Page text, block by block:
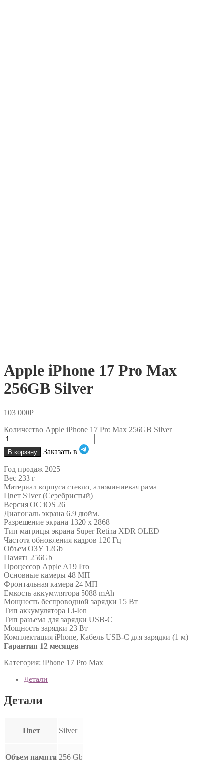
Apple iPhone 17 Pro Max
256GB Silver
103 000Р
Количество Apple iPhone 17 Pro Max 256GB Silver
В корзину Заказать в
Год продаж 2025
Вес 233 г
Материал корпуса стекло, алюминиевая рама
Цвет Silver (Серебристый)
Версия ОС iOS 26
Диагональ экрана 6.9 дюйм.
Разрешение экрана 1320 x 2868
Тип матрицы экрана Super Retina XDR OLED
Частота обновления кадров 120 Гц
Объем ОЗУ 12Gb
Память 256Gb
Процессор Apple A19 Pro
Основные камеры 48 МП
Фронтальная камера 24 МП
Емкость аккумулятора 5088 mAh
Мощность беспроводной зарядки 15 Вт
Тип аккумулятора Li-Ion
Тип разъема для зарядки USB-C
Мощность зарядки 23 Вт
Комплектация iPhone, Кабель USB-C для зарядки (1 м)
Гарантия 12 месяцев
Категория: iPhone 17 Pro Max
Детали
Детали
Цвет Silver
Объем памяти 256 Gb